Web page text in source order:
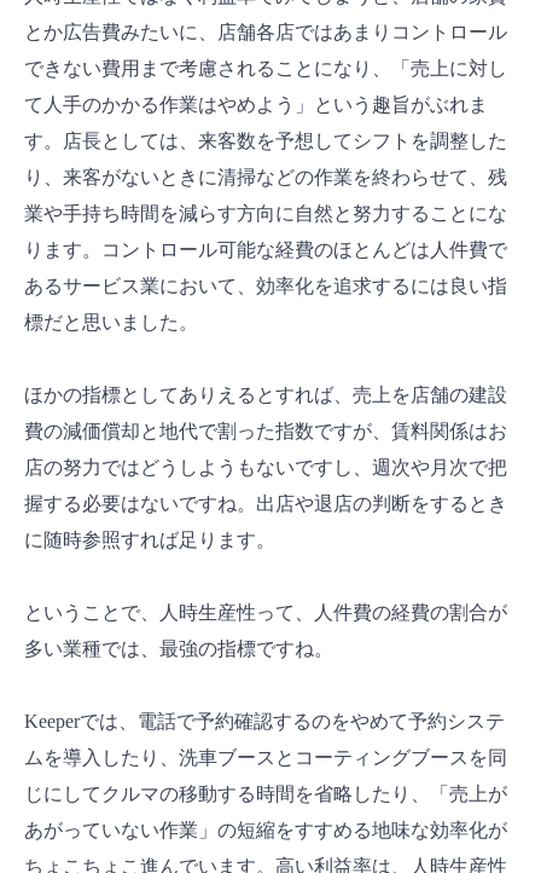
とか広告費みたいに、店舗各店ではあまりコントロール
できない費用まで考慮されることになり、「売上に対し
て人手のかかる作業はやめよう」という趣旨がぶれま
す。店長としては、来客数を予想してシフトを調整した
り、来客がないときに清掃などの作業を終わらせて、残
業や手持ち時間を減らす方向に自然と努力することにな
ります。コントロール可能な経費のほとんどは人件費で
あるサービス業において、効率化を追求するには良い指
標だと思いました。
ほかの指標としてありえるとすれば、売上を店舗の建設
費の減価償却と地代で割った指数ですが、賃料関係はお
店の努力ではどうしようもないですし、週次や月次で把
握する必要はないですね。出店や退店の判断をするとき
に随時参照すれば足ります。
ということで、人時生産性って、人件費の経費の割合が
多い業種では、最強の指標ですね。
Keeperでは、電話で予約確認するのをやめて予約システ
ムを導入したり、洗車ブースとコーティングブースを同
じにしてクルマの移動する時間を省略したり、「売上が
あがっていない作業」の短縮をすすめる地味な効率化が
ちょこちょこ進んでいます。高い利益率は、人時生産性